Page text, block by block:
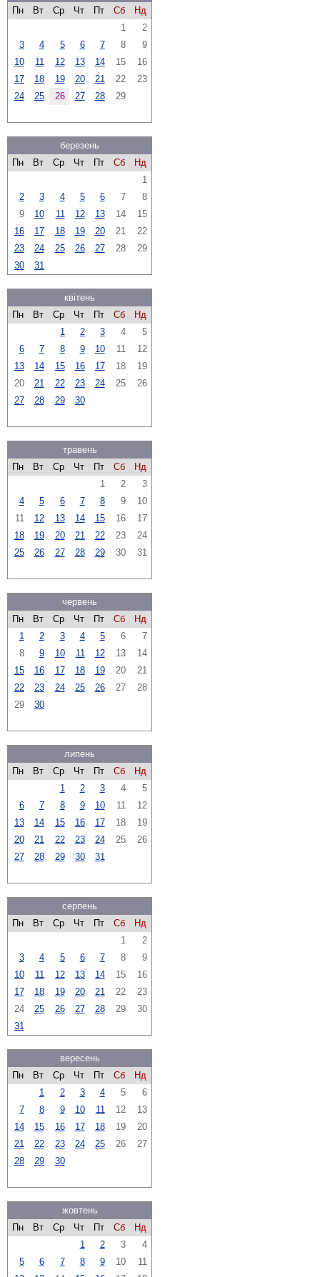
Пн
Вт Ср Чт Пт Сб
Нд
1
2
3
4 5 6 7 8
9
10
11 12 13 14 15
16
17
18 19 20 21 22
23
24
25 26 27 28 29
березень
Пн
Вт Ср Чт Пт Сб
Нд
1
2
3 4 5 6 7
8
9
10 11 12 13 14
15
16
17 18 19 20 21
22
23
24 25 26 27 28
29
30
31
квітень
Пн
Вт Ср Чт Пт Сб
Нд
1
2 3 4
5
6
7 8 9 10 11
12
13
14 15 16 17 18
19
20
21 22 23 24 25
26
27
28 29 30
травень
Пн
Вт Ср Чт Пт Сб
Нд
1
2
3
4
5 6 7 8 9
10
11
12 13 14 15 16
17
18
19 20 21 22 23
24
25
26 27 28 29 30 31
червень
Пн
Вт Ср Чт Пт Сб
Нд
1
2 3 4 5 6
7
8
9 10 11 12 13
14
15
16 17 18 19 20
21
22
23 24 25 26 27
28
29
30
липень
Пн
Вт Ср Чт Пт Сб
Нд
1
2 3 4
5
6
7 8 9 10 11
12
13
14 15 16 17 18
19
20
21 22 23 24 25
26
27
28 29 30 31
серпень
Пн
Вт Ср Чт Пт Сб
Нд
1
2
3
4 5 6 7 8
9
10
11 12 13 14 15
16
17
18 19 20 21 22
23
24
25 26 27 28 29
30
31
вересень
Пн
Вт Ср Чт Пт Сб
Нд
1
2 3 4 5
6
7
8 9 10 11 12
13
14
15 16 17 18 19
20
21
22 23 24 25 26
27
28
29 30
жовтень
Пн
Вт Ср Чт Пт Сб
Нд
1
2 3
4
5
6 7 8 9 10
11